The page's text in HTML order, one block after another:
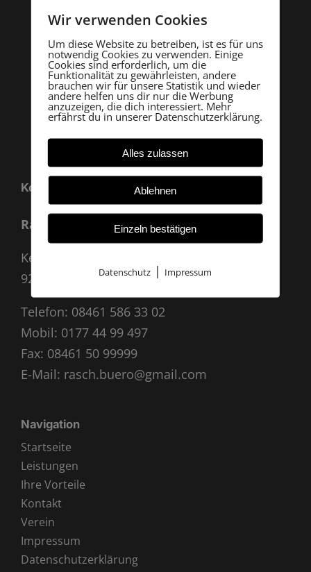
Kontakt
Rasch Archäologie
Kevenhüll A 33
92339 Beilngries
Telefon: 08461 586 33 02
Mobil: 0177 44 99 497
Fax: 08461 50 99999
E-Mail: rasch.buero@gmail.com
Navigation
Startseite
Leistungen
Ihre Vorteile
Kontakt
Verein
Impressum
Datenschutzerklärung
Wir verwenden Cookies
Um diese Website zu betreiben, ist es für uns
notwendig Cookies zu verwenden. Einige
Cookies sind erforderlich, um die
Funktionalität zu gewährleisten, andere
brauchen wir für unsere Statistik und wieder
andere helfen uns dir nur die Werbung
anzuzeigen, die dich interessiert. Mehr
erfährst du in unserer Datenschutzerklärung.
Alles zulassen
Ablehnen
Einzeln bestätigen
Datenschutz | Impressum